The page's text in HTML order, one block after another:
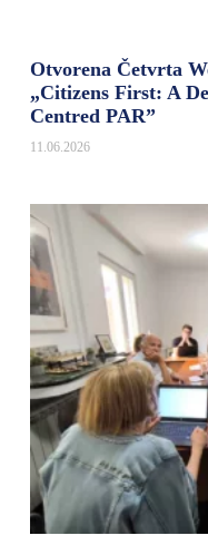
Otvorena Četvrta
„Citizens First: A
Centred PAR”
11.06.2026